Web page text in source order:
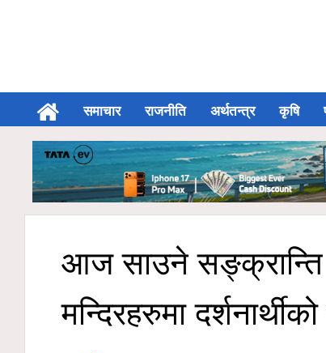
समाचार राजनीति अर्थतन्त्र कृषि
आज साउने सङ्क्रान्ति
मन्दिरहरुमा